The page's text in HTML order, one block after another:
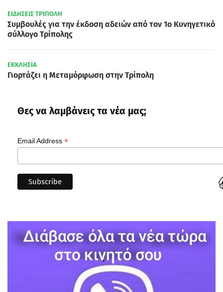
ΕΙΔΗΣΕΙΣ ΤΡΙΠΟΛΗ
Συμβουλές για την έκδοση αδειών από τον 1ο Κυνηγετικό
σύλλογο Τρίπολης
ΕΚΚΛΗΣΙΑ
Γιορτάζει η Μεταμόρφωση στην Τρίπολη
Θες να λαμβάνεις τα νέα μας;
Email Address *